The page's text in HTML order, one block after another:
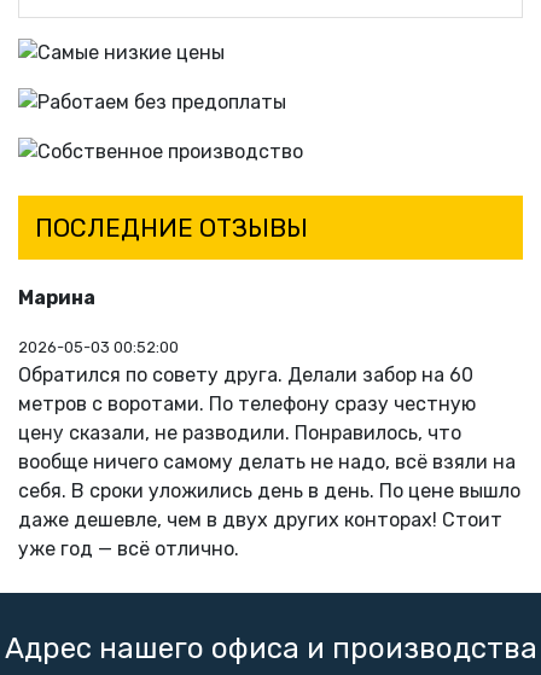
ПОСЛЕДНИЕ ОТЗЫВЫ
Марина
2026-05-03 00:52:00
Обратился по совету друга. Делали забор на 60
метров с воротами. По телефону сразу честную
цену сказали, не разводили. Понравилось, что
вообще ничего самому делать не надо, всё взяли на
себя. В сроки уложились день в день. По цене вышло
даже дешевле, чем в двух других конторах! Стоит
уже год — всё отлично.
Previous
Адрес нашего офиса и производства